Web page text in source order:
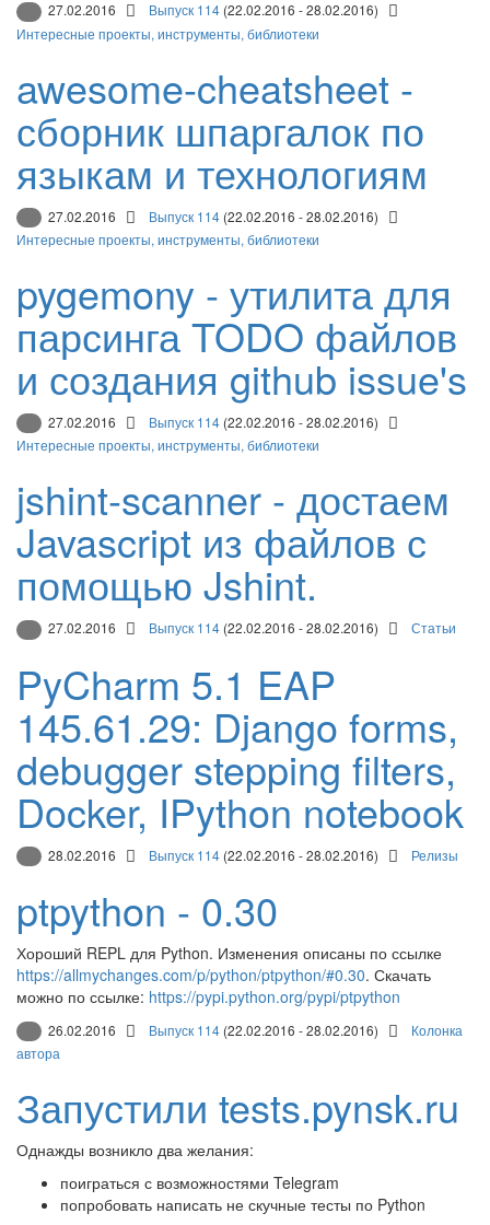
27.02.2016 Выпуск 114 (22.02.2016 - 28.02.2016)
Интересные проекты, инструменты, библиотеки
awesome-cheatsheet -
сборник шпаргалок по
языкам и технологиям
27.02.2016 Выпуск 114 (22.02.2016 - 28.02.2016)
Интересные проекты, инструменты, библиотеки
pygemony - утилита для
парсинга TODO файлов
и создания github issue's
27.02.2016 Выпуск 114 (22.02.2016 - 28.02.2016)
Интересные проекты, инструменты, библиотеки
jshint-scanner - достаем
Javascript из файлов с
помощью Jshint.
27.02.2016 Выпуск 114 (22.02.2016 - 28.02.2016) Статьи
PyCharm 5.1 EAP
145.61.29: Django forms,
debugger stepping filters,
Docker, IPython notebook
28.02.2016 Выпуск 114 (22.02.2016 - 28.02.2016) Релизы
ptpython - 0.30
Хороший REPL для Python. Изменения описаны по ссылке
https://allmychanges.com/p/python/ptpython/#0.30. Скачать
можно по ссылке: https://pypi.python.org/pypi/ptpython
26.02.2016 Выпуск 114 (22.02.2016 - 28.02.2016)
Колонка
автора
Запустили tests.pynsk.ru
Однажды возникло два желания:
поиграться с возможностями Telegram
попробовать написать не скучные тесты по Python